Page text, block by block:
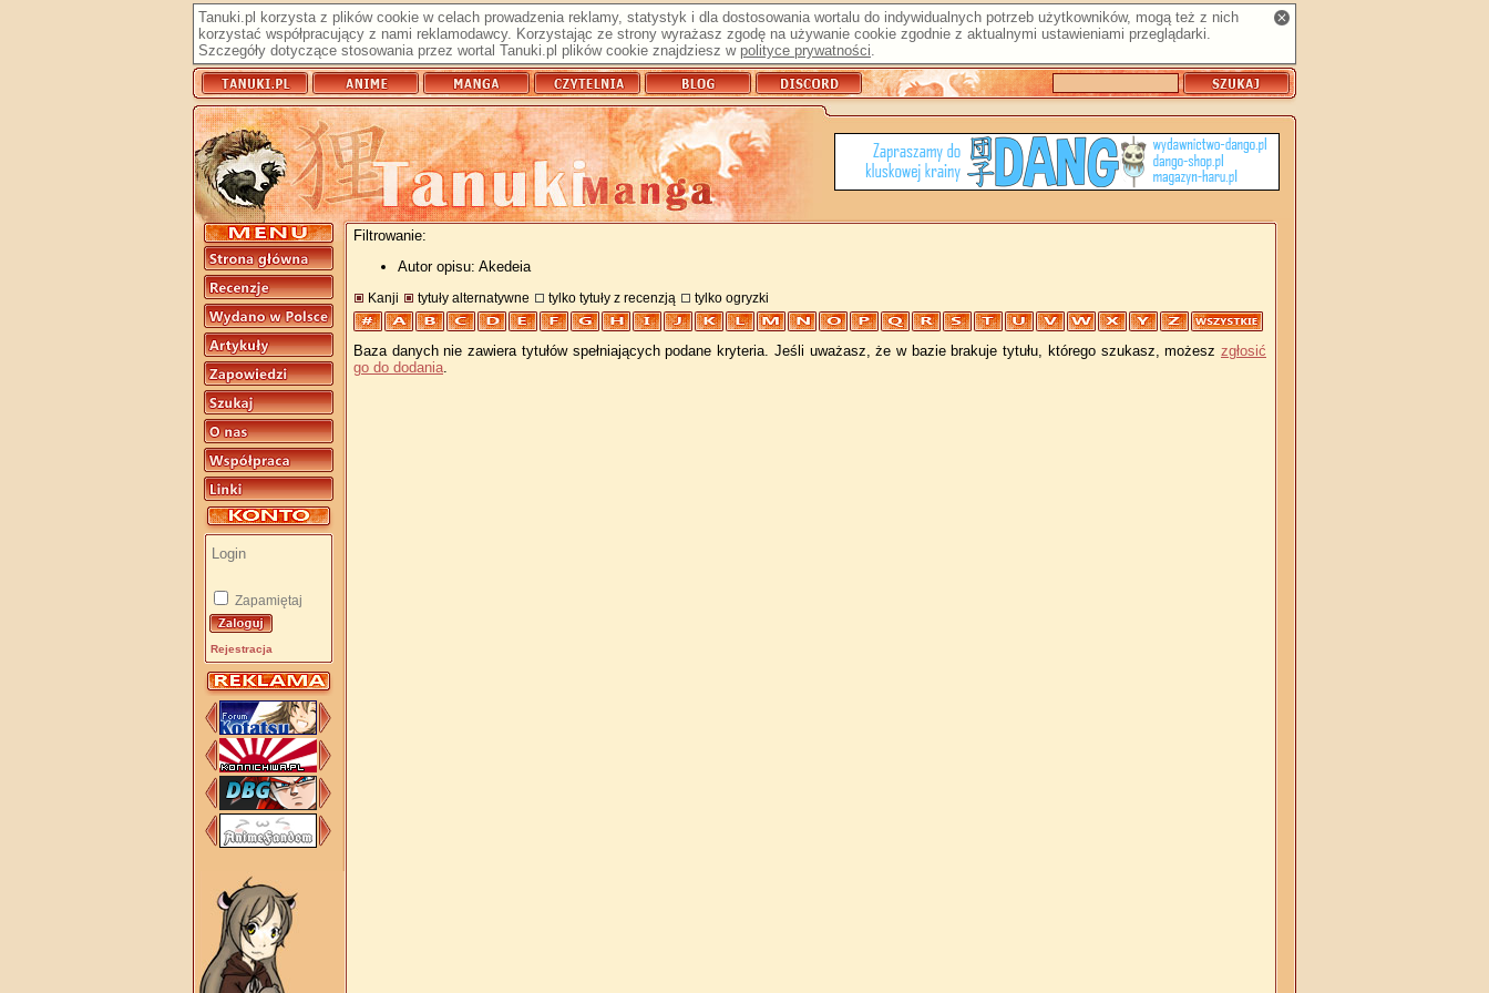
Tanuki.pl korzysta z plików cookie w celach prowadzenia reklamy, statystyk i dla dostosowania wortalu do indywidualnych potrzeb użytkowników, mogą też z nich
korzystać współpracujący z nami reklamodawcy. Korzystając ze strony wyrażasz zgodę na używanie cookie zgodnie z aktualnymi ustawieniami przeglądarki.
Szczegóły dotyczące stosowania przez wortal Tanuki.pl plików cookie znajdziesz w polityce prywatności.
Zapamiętaj
Rejestracja
Filtrowanie:
Autor opisu: Akedeia
Kanji tytuły alternatywne tylko tytuły z recenzją tylko ogryzki
Baza danych nie zawiera tytułów spełniających podane kryteria. Jeśli uważasz, że w bazie brakuje tytułu, którego szukasz, możesz zgłosić
go do dodania.